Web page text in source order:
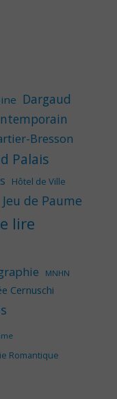
Dargaud
Bresson
Palais
Hôtel de Ville
Jeu de Paume
lire
MNHN
Cernuschi
Romantique